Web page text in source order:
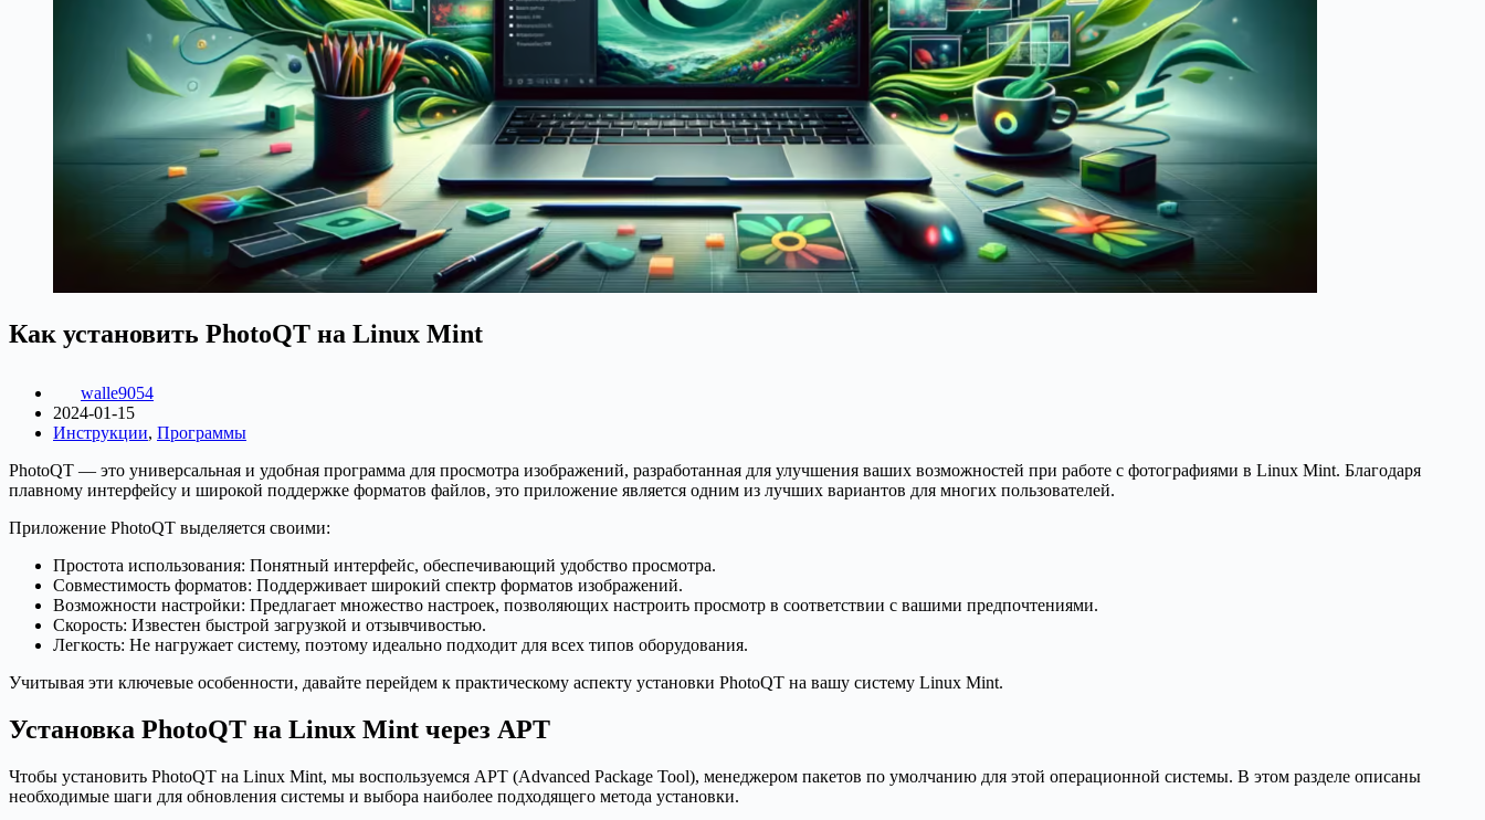
Как установить PhotoQT на Linux Mint
walle9054
2024-01-15
Инструкции, Программы
PhotoQT — это универсальная и удобная программа для просмотра изображений, разработанная для улучшения ваших возможностей при работе с фотографиями в Linux Mint. Благодаря
плавному интерфейсу и широкой поддержке форматов файлов, это приложение является одним из лучших вариантов для многих пользователей.
Приложение PhotoQT выделяется своими:
Простота использования: Понятный интерфейс, обеспечивающий удобство просмотра.
Совместимость форматов: Поддерживает широкий спектр форматов изображений.
Возможности настройки: Предлагает множество настроек, позволяющих настроить просмотр в соответствии с вашими предпочтениями.
Скорость: Известен быстрой загрузкой и отзывчивостью.
Легкость: Не нагружает систему, поэтому идеально подходит для всех типов оборудования.
Учитывая эти ключевые особенности, давайте перейдем к практическому аспекту установки PhotoQT на вашу систему Linux Mint.
Установка PhotoQT на Linux Mint через APT
Чтобы установить PhotoQT на Linux Mint, мы воспользуемся APT (Advanced Package Tool), менеджером пакетов по умолчанию для этой операционной системы. В этом разделе описаны
необходимые шаги для обновления системы и выбора наиболее подходящего метода установки.